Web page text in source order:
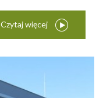
Czytaj więcej